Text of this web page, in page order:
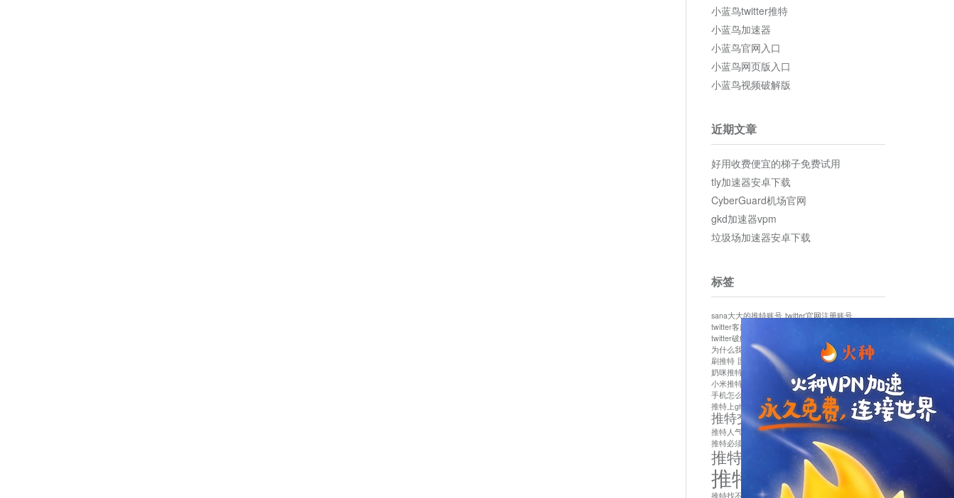
小蓝鸟twitter推特
小蓝鸟加速器
小蓝鸟官网入口
小蓝鸟网页版入口
小蓝鸟视频破解版
近期文章
好用收费便宜的梯子免费试用
tly加速器安卓下载
CyberGuard机场官网
gkd加速器vpm
垃圾场加速器安卓下载
标签
sana大大的推特账号 twitter官网注册账号
twitter客服
twitter破解版下载
为什么我推特无法保存设置
作者sana推特是什么
刷推特 国内为什么不能用twitter 国内能用twitter吗
奶咪推特
如何找回推特密码
小米推特闪退是怎么回事 怎么看推特上的视频
手机怎么注册推特账号
推特devil
推特上ghs的女博主
推特交友软件app下载
推特人气萌货小蔡头喵喵喵 推特实名制
推特必须用外网吗
推特怎么取消关联手机号
推特怎么看敏感内容苹果
推特找不到账号 推特注册必须要手机号